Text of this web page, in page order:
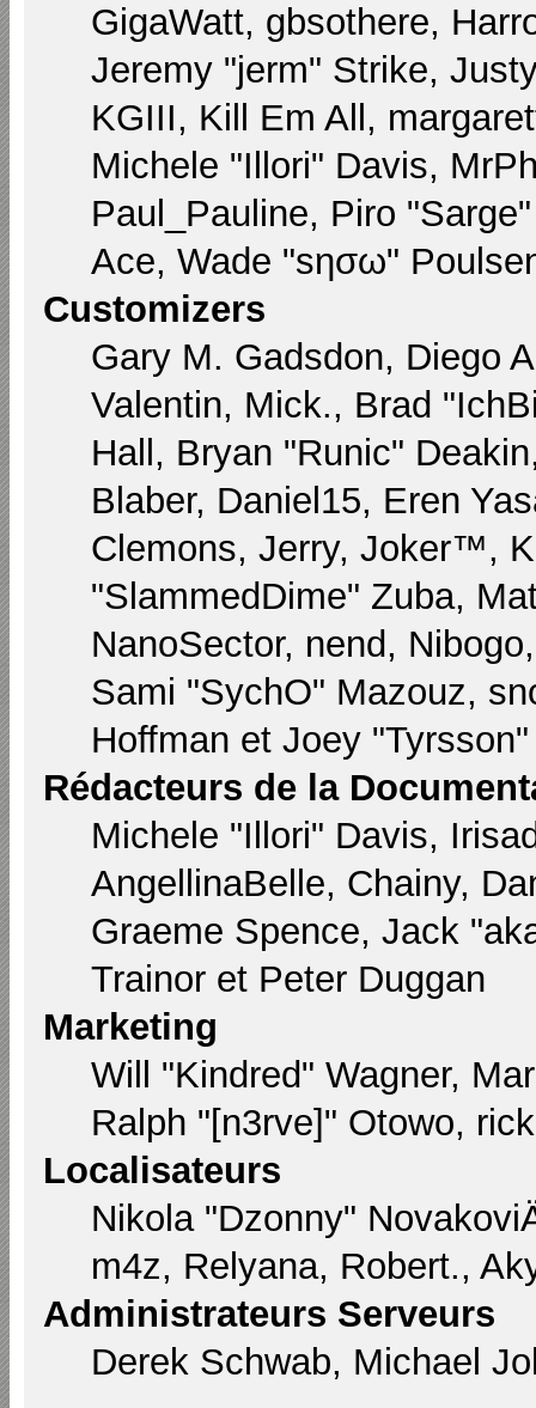
GigaWatt, gbsothere,
Jeremy "jerm" Strike,
KGIII, Kill Em All,
Michele "Illori" Davis,
Paul_Pauline, Piro
Ace, Wade "sησω"
Customizers
Gary M. Gadsdon, Diego
Valentin, Mick., Brad
Hall, Bryan "Runic"
Blaber, Daniel15, Eren
Clemons, Jerry, Joker™,
"SlammedDime" Zuba,
NanoSector, nend,
Sami "SychO" Mazouz,
Hoffman et Joey
Rédacteurs de la
Michele "Illori" Davis,
AngellinaBelle, Chainy,
Graeme Spence, Jack
Trainor et Peter Duggan
Marketing
Will "Kindred" Wagner,
Ralph "[n3rve]" Otowo,
Localisateurs
Nikola "Dzonny"
m4z, Relyana, Robert.,
Administrateurs Serveurs
Derek Schwab, Michael